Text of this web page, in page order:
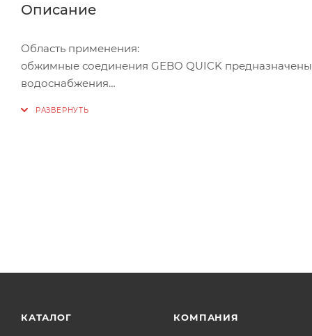
Описание
Область применения:
oбжимные соединения GEBO QUICK
водоснабжения
КАТАЛОГ КОМПАНИЯ